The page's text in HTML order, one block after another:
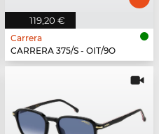
119,20 €
Carrera
CARRERA 375/S - OIT/9O